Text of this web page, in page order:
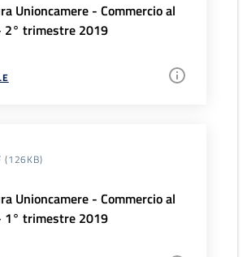
Unioncamere - Commercio al
2° trimestre 2019
(126KB)
Unioncamere - Commercio al
1° trimestre 2019